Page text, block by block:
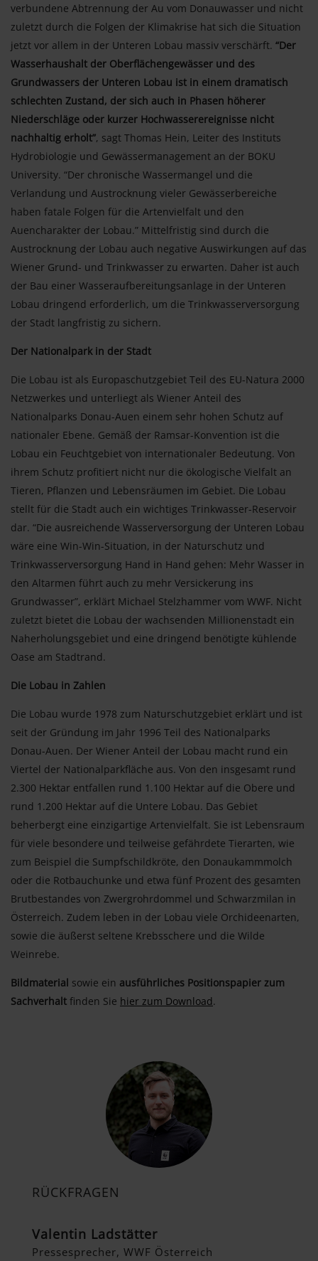
verbundene Abtrennung der Au vom Donauwasser und nicht
zuletzt durch die Folgen der Klimakrise hat sich die Situation
jetzt vor allem in der Unteren Lobau massiv verschärft. “Der
Wasserhaushalt der Oberflächengewässer und des
Grundwassers der Unteren Lobau ist in einem dramatisch
schlechten Zustand, der sich auch in Phasen höherer
Niederschläge oder kurzer Hochwasserereignisse nicht
nachhaltig erholt”, sagt Thomas Hein, Leiter des Instituts
Hydrobiologie und Gewässermanagement an der BOKU
University. “Der chronische Wassermangel und die
Verlandung und Austrocknung vieler Gewässerbereiche
haben fatale Folgen für die Artenvielfalt und den
Auencharakter der Lobau.” Mittelfristig sind durch die
Austrocknung der Lobau auch negative Auswirkungen auf das
Wiener Grund- und Trinkwasser zu erwarten. Daher ist auch
der Bau einer Wasseraufbereitungsanlage in der Unteren
Lobau dringend erforderlich, um die Trinkwasserversorgung
der Stadt langfristig zu sichern.
Der Nationalpark in der Stadt
Die Lobau ist als Europaschutzgebiet Teil des EU-Natura 2000
Netzwerkes und unterliegt als Wiener Anteil des
Nationalparks Donau-Auen einem sehr hohen Schutz auf
nationaler Ebene. Gemäß der Ramsar-Konvention ist die
Lobau ein Feuchtgebiet von internationaler Bedeutung. Von
ihrem Schutz profitiert nicht nur die ökologische Vielfalt an
Tieren, Pflanzen und Lebensräumen im Gebiet. Die Lobau
stellt für die Stadt auch ein wichtiges Trinkwasser-Reservoir
dar. “Die ausreichende Wasserversorgung der Unteren Lobau
wäre eine Win-Win-Situation, in der Naturschutz und
Trinkwasserversorgung Hand in Hand gehen: Mehr Wasser in
den Altarmen führt auch zu mehr Versickerung ins
Grundwasser”, erklärt Michael Stelzhammer vom WWF. Nicht
zuletzt bietet die Lobau der wachsenden Millionenstadt ein
Naherholungsgebiet und eine dringend benötigte kühlende
Oase am Stadtrand.
Die Lobau in Zahlen
Die Lobau wurde 1978 zum Naturschutzgebiet erklärt und ist
seit der Gründung im Jahr 1996 Teil des Nationalparks
Donau-Auen. Der Wiener Anteil der Lobau macht rund ein
Viertel der Nationalparkfläche aus. Von den insgesamt rund
2.300 Hektar entfallen rund 1.100 Hektar auf die Obere und
rund 1.200 Hektar auf die Untere Lobau. Das Gebiet
beherbergt eine einzigartige Artenvielfalt. Sie ist Lebensraum
für viele besondere und teilweise gefährdete Tierarten, wie
zum Beispiel die Sumpfschildkröte, den Donaukammmolch
oder die Rotbauchunke und etwa fünf Prozent des gesamten
Brutbestandes von Zwergrohrdommel und Schwarzmilan in
Österreich. Zudem leben in der Lobau viele Orchideenarten,
sowie die äußerst seltene Krebsschere und die Wilde
Weinrebe.
Bildmaterial sowie ein ausführliches Positionspapier zum
Sachverhalt finden Sie hier zum Download.
RÜCKFRAGEN
Valentin Ladstätter
Pressesprecher, WWF Österreich